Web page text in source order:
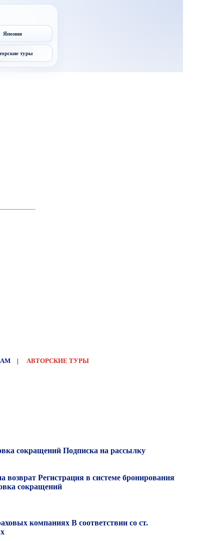
Япония
туры
| АВТОРСКИЕ ТУРЫ
сокращений Подписка на рассылку
возврат Регистрация в системе бронирования
сокращений
компаниях В соответствии со ст.